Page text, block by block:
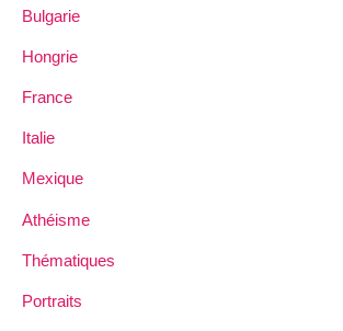
Bulgarie
Hongrie
France
Italie
Mexique
Athéisme
Thématiques
Portraits